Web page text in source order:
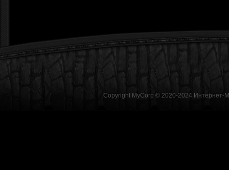
Copyright MyCorp © 2020-2024 Интернет-